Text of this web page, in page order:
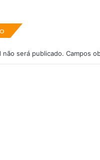
será publicado. Campos